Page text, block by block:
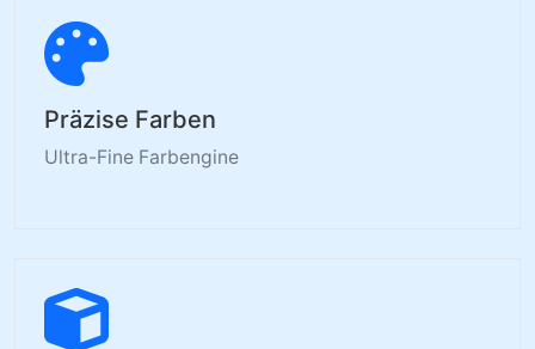
Präzise Farben
Ultra-Fine Farbengine